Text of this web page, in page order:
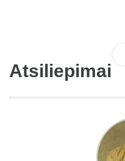
Atsiliepimai